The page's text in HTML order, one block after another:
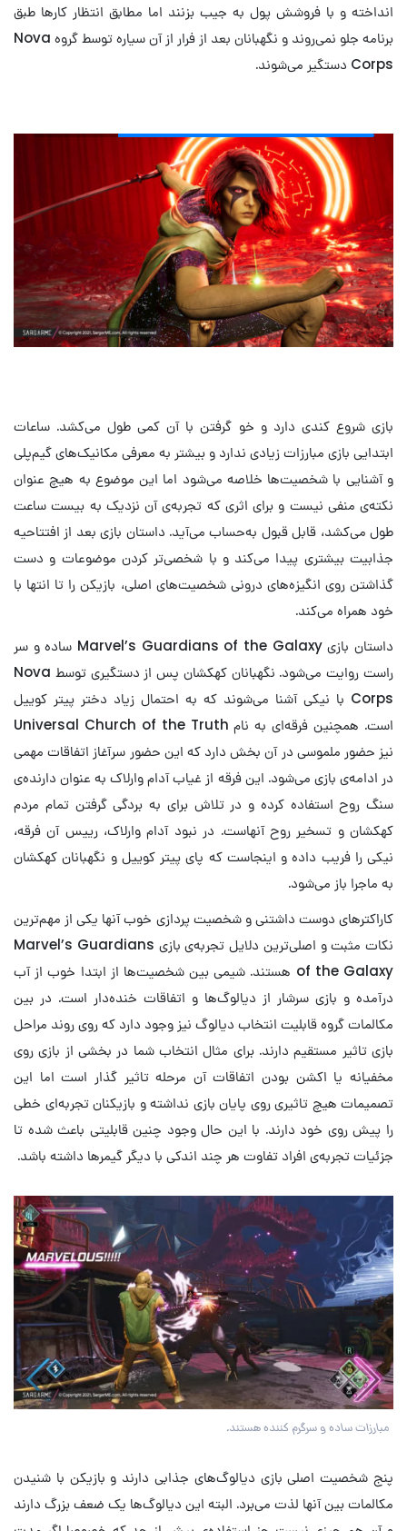
انداخته و با فروشش پول به جیب بزنند اما مطابق انتظار کارها طبق
برنامه جلو نمی‌روند و نگهبانان بعد از فرار از آن سیاره توسط گروه Nova
Corps دستگیر می‌شوند.
بازی شروع کندی دارد و خو گرفتن با آن کمی طول می‌کشد. ساعات
ابتدایی بازی مبارزات زیادی ندارد و بیشتر به معرفی مکانیک‌های گیم‌پلی
و آشنایی با شخصیت‌ها خلاصه می‌شود اما این موضوع به هیچ عنوان
نکته‌ی منفی نیست و برای اثری که تجربه‌ی آن نزدیک به بیست ساعت
طول می‌کشد، قابل قبول به‌حساب می‌آید. داستان بازی بعد از افتتاحیه
جذابیت بیشتری پیدا می‌کند و با شخصی‌تر کردن موضوعات و دست
گذاشتن روی انگیزه‌های درونی شخصیت‌های اصلی، بازیکن را تا انتها با
خود همراه می‌کند.
داستان بازی Marvel’s Guardians of the Galaxy ساده و سر
راست روایت می‌شود. نگهبانان کهکشان پس از دستگیری توسط Nova
Corps با نیکی آشنا می‌شوند که به احتمال زیاد دختر پیتر کوییل
است. همچنین فرقه‌ای به نام Universal Church of the Truth
نیز حضور ملموسی در آن بخش دارد که این حضور سرآغاز اتفاقات مهمی
در ادامه‌ی بازی می‌شود. این فرقه از غیاب آدام وارلاک به عنوان دارنده‌ی
سنگ روح استفاده کرده و در تلاش برای به بردگی گرفتن تمام مردم
کهکشان و تسخیر روح آنهاست. در نبود آدام وارلاک، رییس آن فرقه،
نیکی را فریب داده و اینجاست که پای پیتر کوییل و نگهبانان کهکشان
به ماجرا باز می‌شود.
کاراکترهای دوست داشتنی و شخصیت پردازی خوب آنها یکی از مهم‌ترین
نکات مثبت و اصلی‌ترین دلایل تجربه‌ی بازی Marvel’s Guardians
of the Galaxy هستند. شیمی بین شخصیت‌ها از ابتدا خوب از آب
درآمده و بازی سرشار از دیالوگ‌ها و اتفاقات خنده‌دار است. در بین
مکالمات گروه قابلیت انتخاب دیالوگ نیز وجود دارد که روی روند مراحل
بازی تاثیر مستقیم دارند. برای مثال انتخاب شما در بخشی از بازی روی
مخفیانه یا اکشن بودن اتفاقات آن مرحله تاثیر گذار است اما این
تصمیمات هیچ تاثیری روی پایان بازی نداشته و بازیکنان تجربه‌ای خطی
را پیش روی خود دارند. با این حال وجود چنین قابلیتی باعث شده تا
جزئیات تجربه‌ی افراد تفاوت هر چند اندکی با دیگر گیمرها داشته باشد.
مبارزات ساده و سرگرم کننده هستند.
پنج شخصیت اصلی بازی دیالوگ‌های جذابی دارند و بازیکن با شنیدن
مکالمات بین آنها لذت می‌برد. البته این دیالوگ‌ها یک ضعف بزرگ دارند